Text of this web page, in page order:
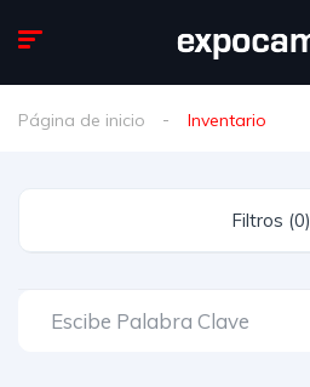
Página de inicio Inventario
Filtros (0)